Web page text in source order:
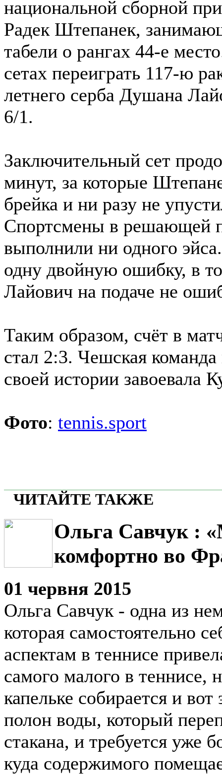
национальной сборной
Радек Штепанек,
табели о рангах 44-е
сетах переиграть 117-ю
летнего серба Душана
6/1.
Заключительный сет
минут, за которые
брейка и ни разу не
Спортсмены в решающей
выполнили ни одного
одну двойную ошибку, в
Лайович на подаче не
Таким образом, счёт в
стал 2:3. Чешская команда
своей истории завоевала
Фото: tennis.sport
ЧИТАЙТЕ ТАКЖЕ
Ольга Савчук :
комфортно во
01 червня 2015
Ольга Савчук - одна из
которая самостоятельно
аспектам в теннисе
самого малого в теннисе,
капельке собирается и вот
полон воды, который
стакана, и требуется уже
куда содержимого